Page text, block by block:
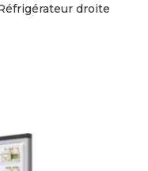
droite